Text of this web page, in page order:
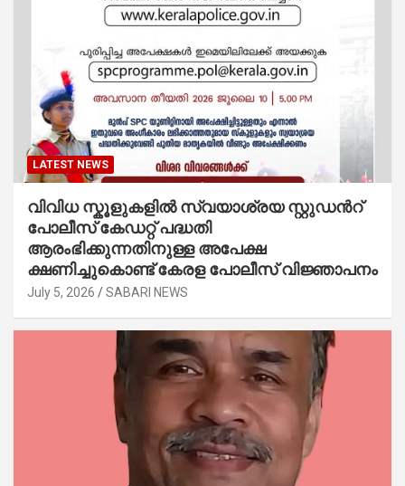
LATEST NEWS
വിവിധ സ്കൂളുകളില്‍ സ്വയാശ്രയ സ്റ്റുഡന്‍റ്
പോലീസ് കേഡറ്റ് പദ്ധതി
ആരംഭിക്കുന്നതിനുള്ള അപേക്ഷ
ക്ഷണിച്ചുകൊണ്ട് കേരള പോലീസ് വിജ്ഞാപനം
July 5, 2026 SABARI NEWS